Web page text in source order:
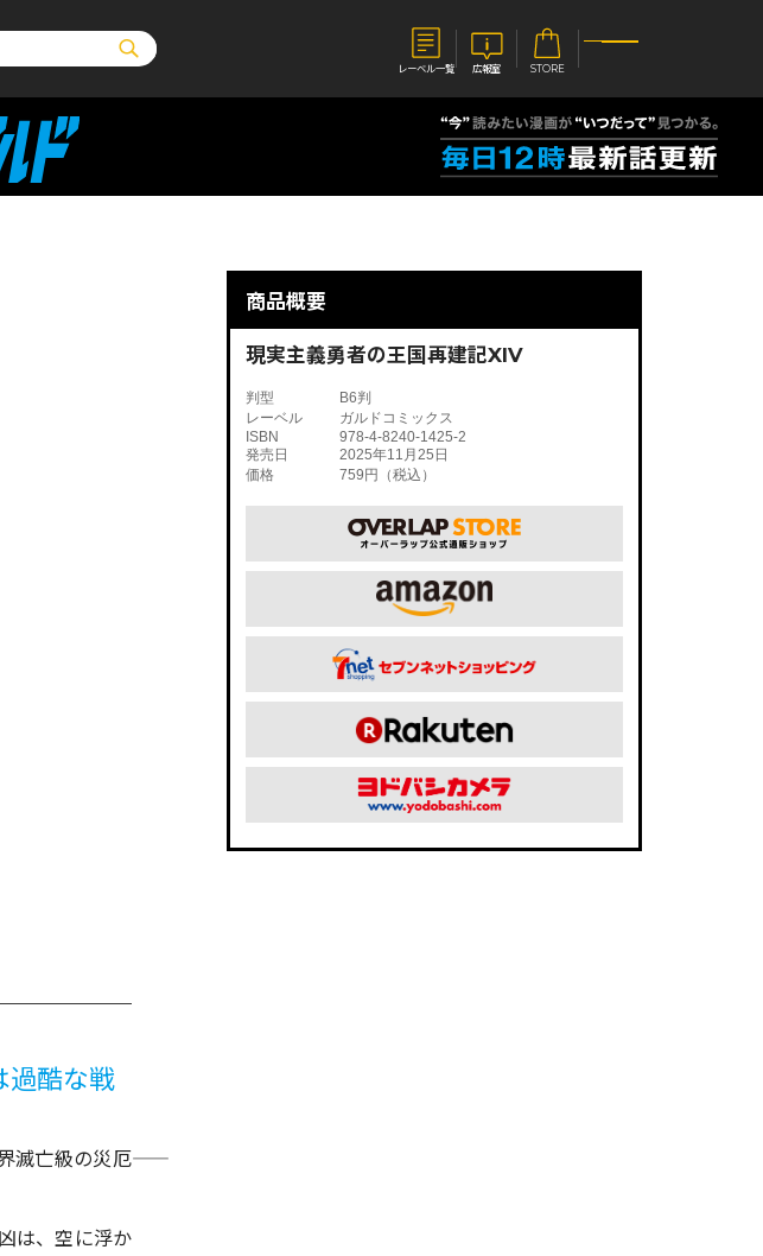
レーベル一覧 広報室 STORE
オーバーラップ広報室
採用情報
お問い合わせはこちら
スf ロサージュノベルス コミックガルド
コミックエッセイ
過酷な戦
亡級の災厄――
は、空に浮か
商品概要
現実主義勇者の王国再建記XIV
判型
B6判
レーベル
ガルドコミックス
ISBN
978-4-8240-1425-2
発売日
2025年11月25日
価格
759円（税込）